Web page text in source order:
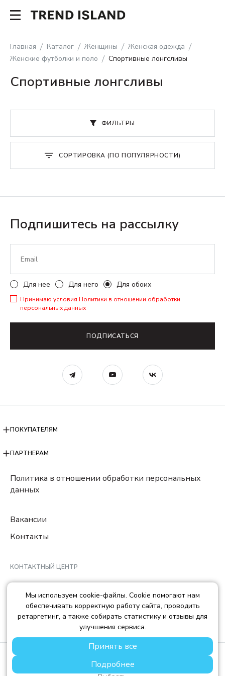
Главная Каталог Женщины
Женская одежда
Женские футболки и поло
Спортивные лонгсливы
Спортивные лонгсливы
ФИЛЬТРЫ
СОРТИРОВКА (ПО ПОПУЛЯРНОСТИ)
Подпишитесь на рассылку
Для нее Для него Для обоих
Принимаю условия Политики в отношении обработки
персональных данных
ПОДПИСАТЬСЯ
ПОКУПАТЕЛЯМ
ПАРТНЕРАМ
Политика в отношении обработки персональных
данных
Вакансии
Контакты
КОНТАКТНЫЙ ЦЕНТР
8 (800) 222-78-29
Ежедневно с 10:00 до 22:00 МCK
info@trendisland.ru
© TREND ISLAND
ООО «ТРЕНД АЙЛЕНД», ОГРН: 1217700568667, ИНН:
Мы используем cookie-файлы. Cookie помогают нам
обеспечивать корректную работу сайта, проводить
ретаргетинг, а также собирать статистику и отзывы для
улучшения сервиса.
Принять все
Подробнее